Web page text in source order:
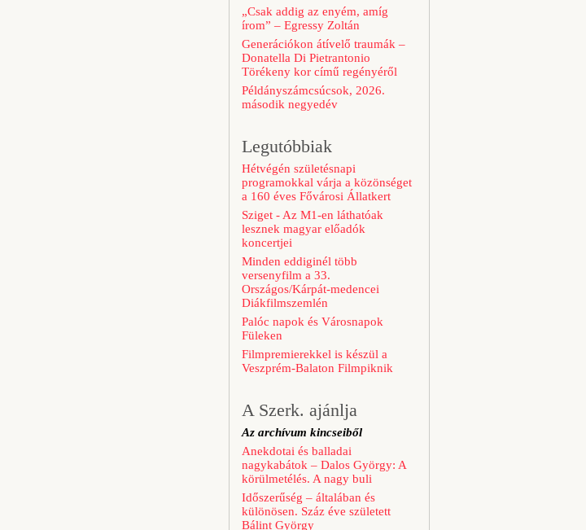
„Csak addig az enyém, amíg
írom” – Egressy Zoltán
Generációkon átívelő traumák –
Donatella Di Pietrantonio
Törékeny kor című regényéről
Példányszámcsúcsok, 2026.
második negyedév
Legutóbbiak
Hétvégén születésnapi
programokkal várja a közönséget
a 160 éves Fővárosi Állatkert
Sziget - Az M1-en láthatóak
lesznek magyar előadók
koncertjei
Minden eddiginél több
versenyfilm a 33.
Országos/Kárpát-medencei
Diákfilmszemlén
Palóc napok és Városnapok
Füleken
Filmpremierekkel is készül a
Veszprém-Balaton Filmpiknik
A Szerk. ajánlja
Az archívum kincseiből
Anekdotai és balladai
nagykabátok – Dalos György: A
körülmetélés. A nagy buli
Időszerűség – általában és
különösen. Száz éve született
Bálint György